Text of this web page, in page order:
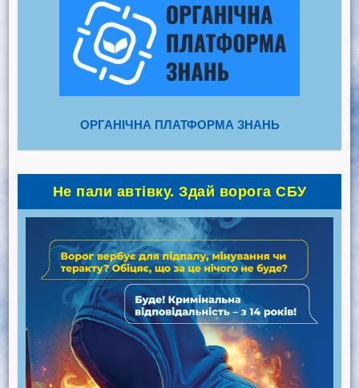
ОРГАНІЧНА ПЛАТФОРМА ЗНАНЬ
Не пали автівку. Здай ворога СБУ